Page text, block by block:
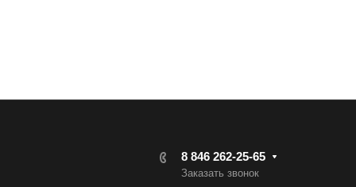
8 846 262-25-65
Заказать звонок